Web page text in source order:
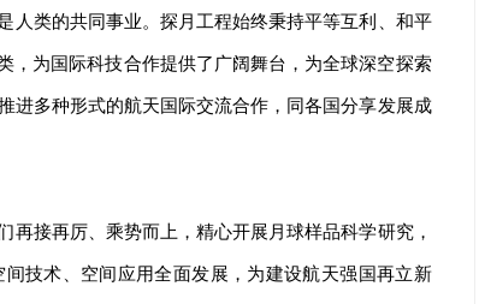
人类的共同事业。探月工程始终秉持平等互利、和平
，为国际科技合作提供了广阔舞台，为全球深空探索
进多种形式的航天国际交流合作，同各国分享发展成
接再厉、乘势而上，精心开展月球样品科学研究，
技术、空间应用全面发展，为建设航天强国再立新